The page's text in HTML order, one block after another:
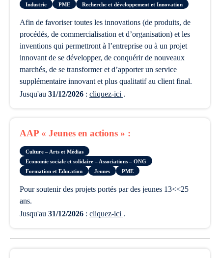
Industrie
PME Recherche et développement et Innovation
afin de favoriser toutes les innovations (de produits, de
procédés, de commercialisation et d’organisation) et les
inventions qui permettront à l’entreprise ou à un projet
innovant de se développer, de conquérir de nouveaux
marchés, de se transformer et d’apporter un service
supplémentaire innovant et plus qualitatif au client final.
Jusqu'au 31/12/2026 : cliquez-ici .
AAP « Jeunes en actions » :
Culture – Arts et Médias
Economie sociale et solidaire – Associations – ONG
Formation et Education
Jeunes PME
pour soutenir des projets portés par des jeunes 13<<25
ans.
Jusqu'au 31/12/2026 : cliquez-ici .